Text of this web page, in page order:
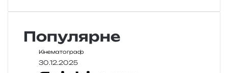
Популярне
Кінематограф
30.12.2025